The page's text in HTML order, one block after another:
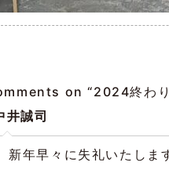
on “2024終わり
井誠司
新年早々に失礼いたしま